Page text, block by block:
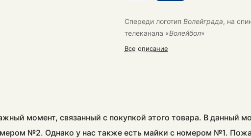
Спереди логотип Волейграда, на
телеканала «Волейбол»
Все описание
момент, связанный с покупкой этого товара. В данный
№2. Однако у нас также есть майки с номером №1.